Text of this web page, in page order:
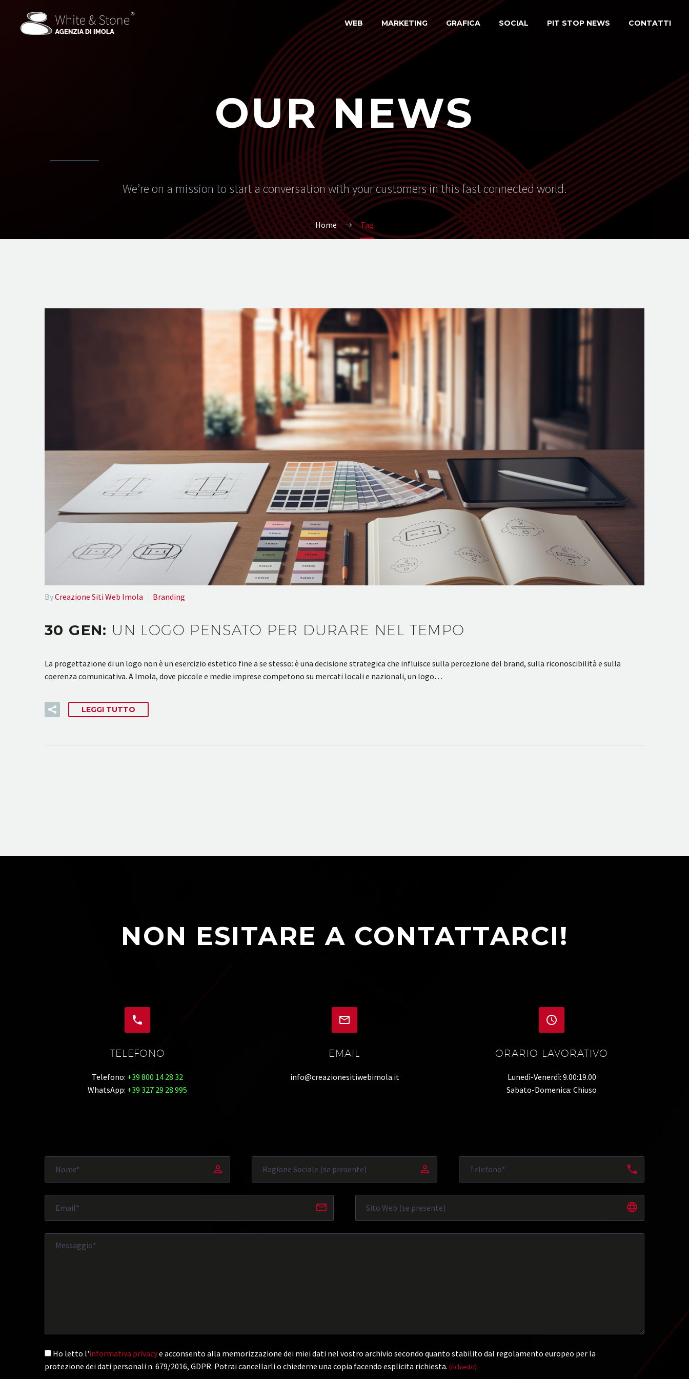
WEB MARKETING GRAFICA SOCIAL PIT STOP NEWS CONTATTI
OUR NEWS
We’re on a mission to start a conversation with your customers in this fast connected world.
Home Tag
ByCreazione Siti Web Imola Branding
30 GEN: UN LOGO PENSATO PER DURARE NEL TEMPO
La progettazione di un logo non è un esercizio estetico fine a se stesso: è una decisione strategica che influisce sulla percezione del brand, sulla riconoscibilità e sulla
coerenza comunicativa. A Imola, dove piccole e medie imprese competono su mercati locali e nazionali, un logo…
LEGGI TUTTO
NON ESITARE A CONTATTARCI!


TELEFONO
Telefono: +39 800 14 28 32
WhatsApp: +39 327 29 28 995


EMAIL
info@creazionesitiwebimola.it


ORARIO LAVORATIVO
Lunedì-Venerdì: 9.00:19.00
Sabato-Domenica: Chiuso
Ho letto l'informativa privacye acconsento alla memorizzazione dei miei dati nel vostro archivio secondo quanto stabilito dal regolamento europeo per la
protezione dei dati personali n. 679/2016, GDPR. Potrai cancellarli o chiederne una copia facendo esplicita richiesta. (richiesto)